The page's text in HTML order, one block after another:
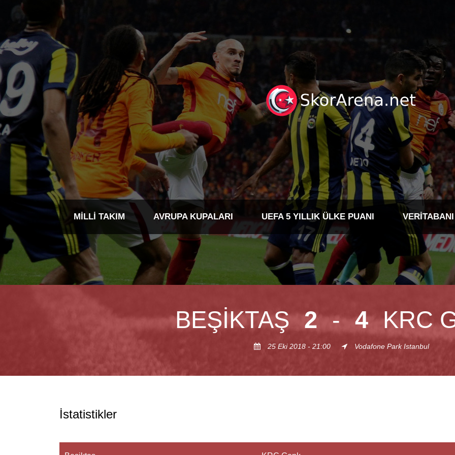
MILLI TAKIM AVRUPA KUPALARI UEFA 5 YILLIK ÜLKE PUANI VERITABANI
BEŞIKTAŞ 2 - 4 KRC
25 Eki 2018 - 21:00 Vodafone Park Istanbul
İstatistikler